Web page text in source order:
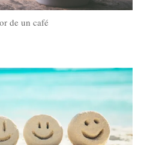
de un café